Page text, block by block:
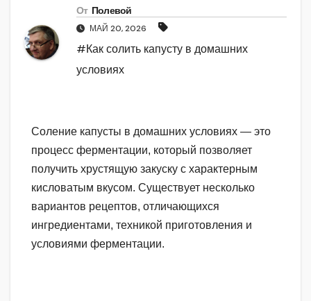
От Полевой
МАЙ 20, 2026
#Как солить капусту в домашних
условиях
Соление капусты в домашних условиях — это
процесс ферментации, который позволяет
получить хрустящую закуску с характерным
кисловатым вкусом. Существует несколько
вариантов рецептов, отличающихся
ингредиентами, техникой приготовления и
условиями ферментации.